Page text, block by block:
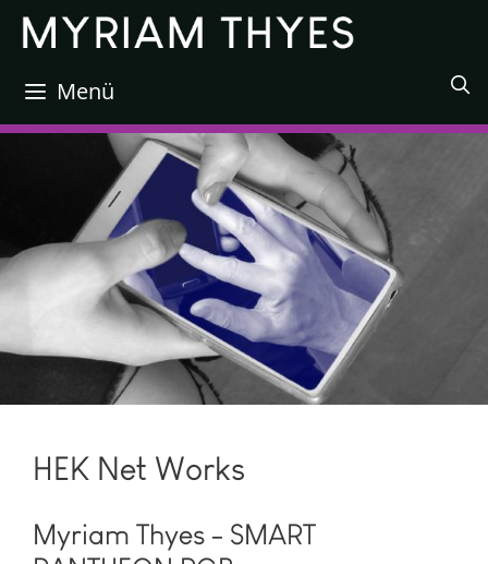
Zum
Inhalt
Menü
HEK Net Works
Myriam Thyes - SMART